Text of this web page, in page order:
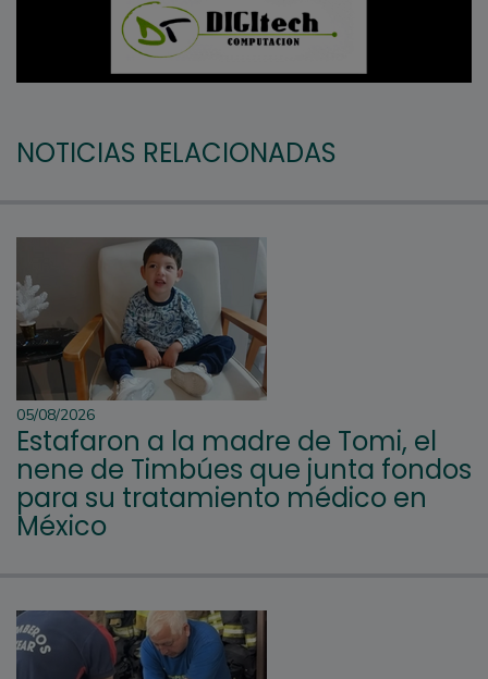
NOTICIAS RELACIONADAS
05/08/2026
Estafaron a la madre de Tomi, el
nene de Timbúes que junta fondos
para su tratamiento médico en
México